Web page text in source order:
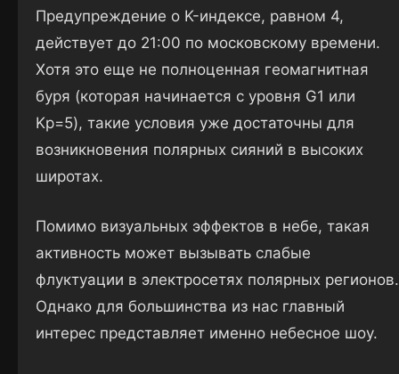
Предупреждение о K-индексе, равном 4,
действует до 21:00 по московскому времени.
Хотя это еще не полноценная геомагнитная
буря (которая начинается с уровня G1 или
Kp=5), такие условия уже достаточны для
возникновения полярных сияний в высоких
широтах.
Помимо визуальных эффектов в небе, такая
активность может вызывать слабые
флуктуации в электросетях полярных регионов.
Однако для большинства из нас главный
интерес представляет именно небесное шоу.